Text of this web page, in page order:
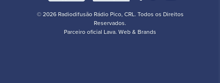
© 2026 Radiodifusão Rádio Pico, CRL. Todos os Direitos
Reservados.
Parceiro oficial Lava. Web & Brands